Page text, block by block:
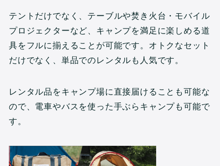
テントだけでなく、テーブルや焚き火台・モバイル
プロジェクターなど、キャンプを満足に楽しめる道
具をフルに揃えることが可能です。オトクなセット
だけでなく、単品でのレンタルも人気です。
レンタル品をキャンプ場に直接届けることも可能な
ので、電車やバスを使った手ぶらキャンプも可能で
す。